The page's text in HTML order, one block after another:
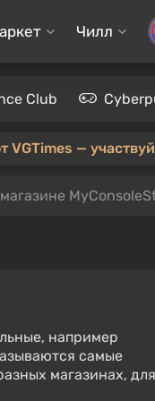
Чилл
Club
VGTimes —
например
самые
магазинах, для